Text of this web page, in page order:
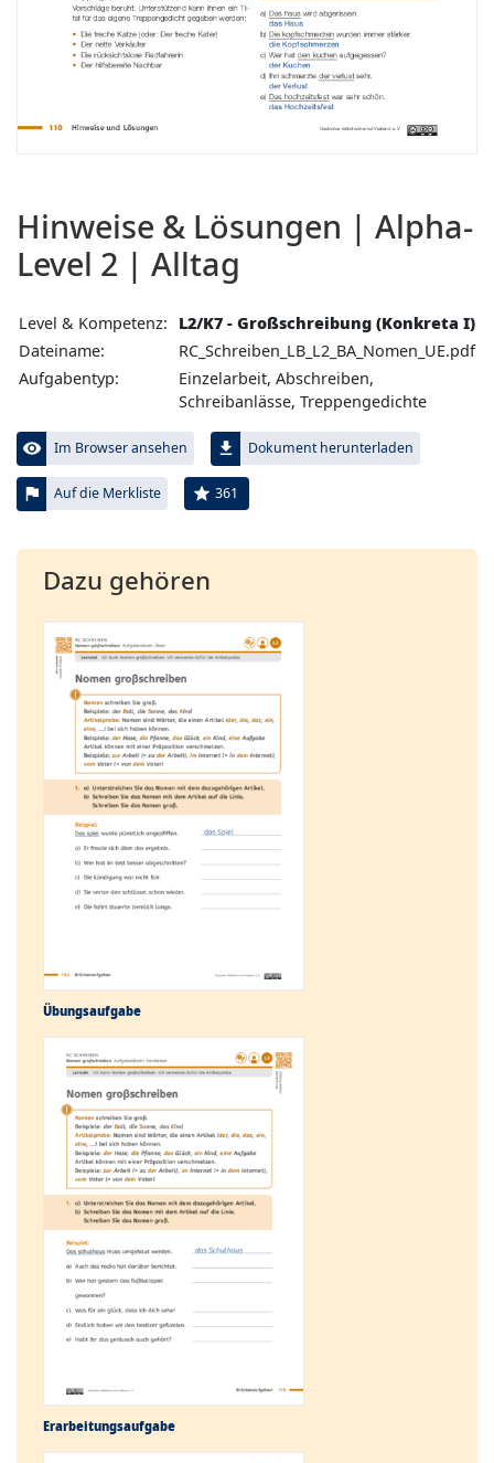
Hinweise & Lösungen | Alpha-
Level 2 | Alltag
Level & Kompetenz:
L2/K7 - Großschreibung (Konkreta I)
Dateiname:
RC_Schreiben_LB_L2_BA_Nomen_UE.pdf
Aufgabentyp:
Einzelarbeit, Abschreiben,
Schreibanlässe, Treppengedichte
visibility Im Browser ansehen file_download Dokument herunterladen
flag Auf die Merkliste star 361
Dazu gehören
Übungs­aufgabe
Erarbeitungs­aufgabe